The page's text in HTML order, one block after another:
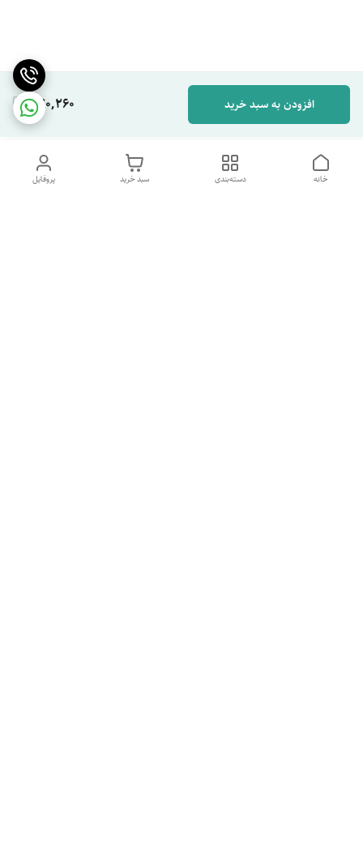
370,260 افزودن به سبد خرید
پروفایل سبد خرید دسته‌بندی خانه